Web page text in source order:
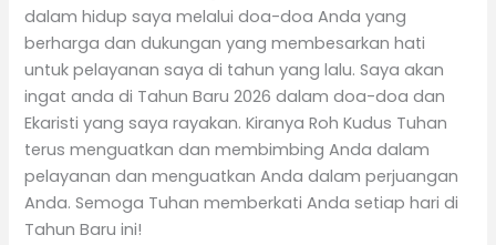
dalam hidup saya melalui doa-doa Anda yang
berharga dan dukungan yang membesarkan hati
untuk pelayanan saya di tahun yang lalu. Saya akan
ingat anda di Tahun Baru 2026 dalam doa-doa dan
Ekaristi yang saya rayakan. Kiranya Roh Kudus Tuhan
terus menguatkan dan membimbing Anda dalam
pelayanan dan menguatkan Anda dalam perjuangan
Anda. Semoga Tuhan memberkati Anda setiap hari di
Tahun Baru ini!